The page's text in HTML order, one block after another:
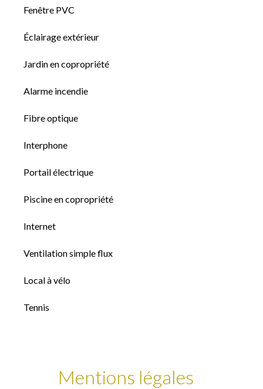
Fenêtre PVC
Éclairage extérieur
Jardin en copropriété
Alarme incendie
Fibre optique
Interphone
Portail électrique
Piscine en copropriété
Internet
Ventilation simple flux
Local à vélo
Tennis
Mentions légales